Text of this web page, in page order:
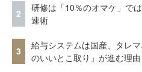
2
研修は「10％のオマケ」で
速術
3
給与システムは国産、タレ
のいいとこ取り」が進む理